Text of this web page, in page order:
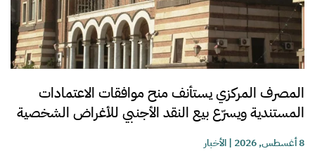
المصرف المركزي يستأنف منح موافقات الاعتمادات
المستندية ويسرّع بيع النقد الأجنبي للأغراض الشخصية
8 أغسطس, 2026 |الأخبار